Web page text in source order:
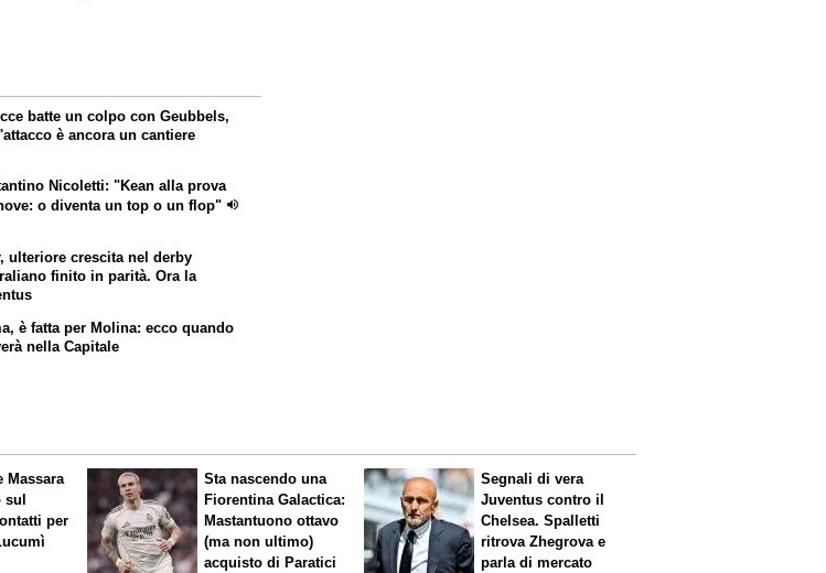
batte un colpo con Geubbels,
è ancora un cantiere
Nicoletti: "Kean alla prova
o diventa un top o un flop"
ulteriore crescita nel derby
finito in parità. Ora la
è fatta per Molina: ecco quando
nella Capitale
Massara
per
Sta nascendo una
FiorentinaGalactica:
Mastantuono ottavo
(ma non ultimo)
acquisto di Paratici
Segnali di vera
Juventus contro il
Chelsea. Spalletti
ritrova Zhegrova e
parla di mercato